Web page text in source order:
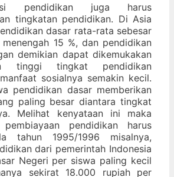
pendidikan juga harus
tingkatan pendidikan. Di Asia
dasar rata-rata sebesar
15 %, dan pendidikan
demikian dapat dikemukakan
tinggi tingkat pendidikan
sosialnya semakin kecil.
pendidikan dasar memberikan
paling besar diantara tingkat
Melihat kenyataan ini maka
pendidikan harus
tahun 1995/1996 misalnya,
dari pemerintah Indonesia
Negeri per siswa paling kecil
sekirat 18.000 rupiah per